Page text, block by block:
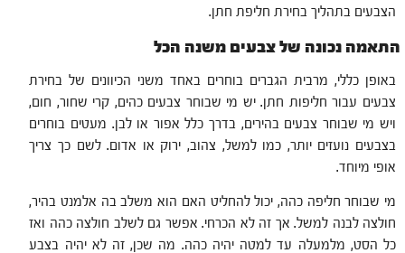
הצבעים בתהליך בחירת חליפת חתן.
התאמה נכונה של צבעים משנה הכל
באופן כללי, מרבית הגברים בוחרים באחד משני הכיוונים של בחירת
צבעים עבור חליפות חתן. יש מי שבוחר צבעים כהים, קרי שחור, חום,
ויש מי שבוחר צבעים בהירים, בדרך כלל אפור או לבן. מעטים בוחרים
בצבעים נועזים יותר, כמו למשל, צהוב, ירוק או אדום. לשם כך צריך
אופי מיוחד.
מי שבוחר חליפה כהה, יכול להחליט האם הוא משלב בה אלמנט בהיר,
חולצה לבנה למשל. אך זה לא הכרחי. אפשר גם לשלב חולצה כהה ואז
כל הסט, מלמעלה עד למטה יהיה כהה. מה שכן, זה לא יהיה בצבע